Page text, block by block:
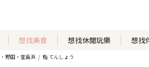
想找美食 想找休閒玩樂 想找
野田・堂島浜 鮨 てんしょう